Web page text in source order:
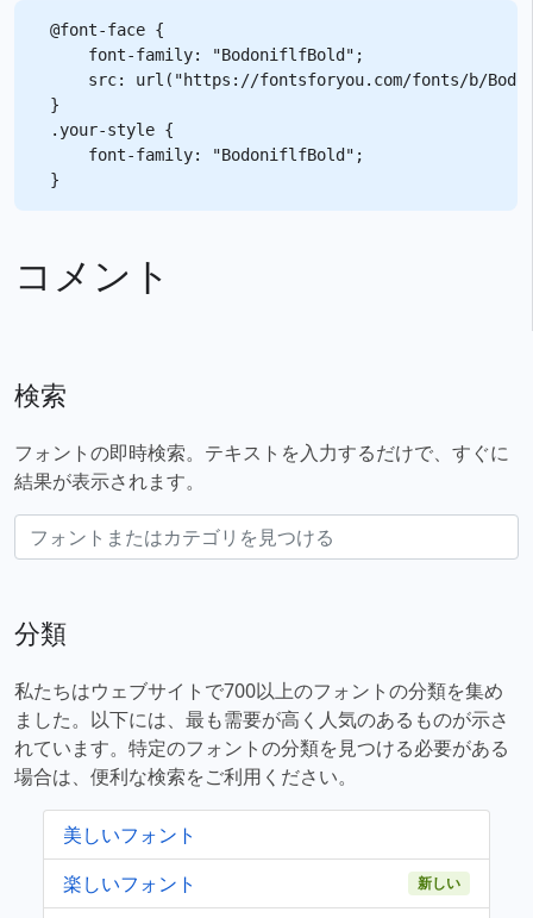
@font-face {
    font-family: "BodoniflfBold";
src: url("https://fontsforyou.com/fonts/b/
}
.your-style {
    font-family: "BodoniflfBold";
コメント
検索
フォントの即時検索。テキストを入力するだけで、すぐに
結果が表示されます。
分類
私たちはウェブサイトで700以上のフォントの分類を集め
ました。以下には、最も需要が高く人気のあるものが示さ
れています。特定のフォントの分類を見つける必要がある
場合は、便利な検索をご利用ください。
美しいフォント
楽しいフォント
新しい